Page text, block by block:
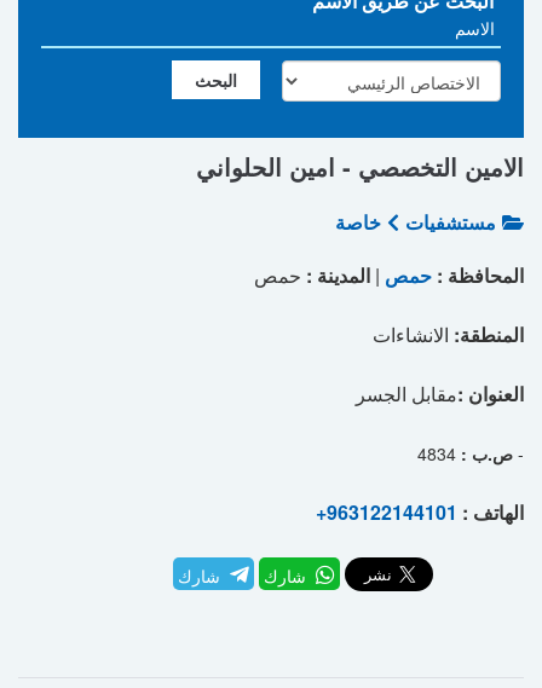
الامين التخصصي - امين الحلواني
مستشفيات
خاصة
المحافظة : حمص | المدينة : حمص
المنطقة: الانشاءات
العنوان :مقابل الجسر
- ص.ب : 4834
الهاتف : +963122144101
شارك شارك